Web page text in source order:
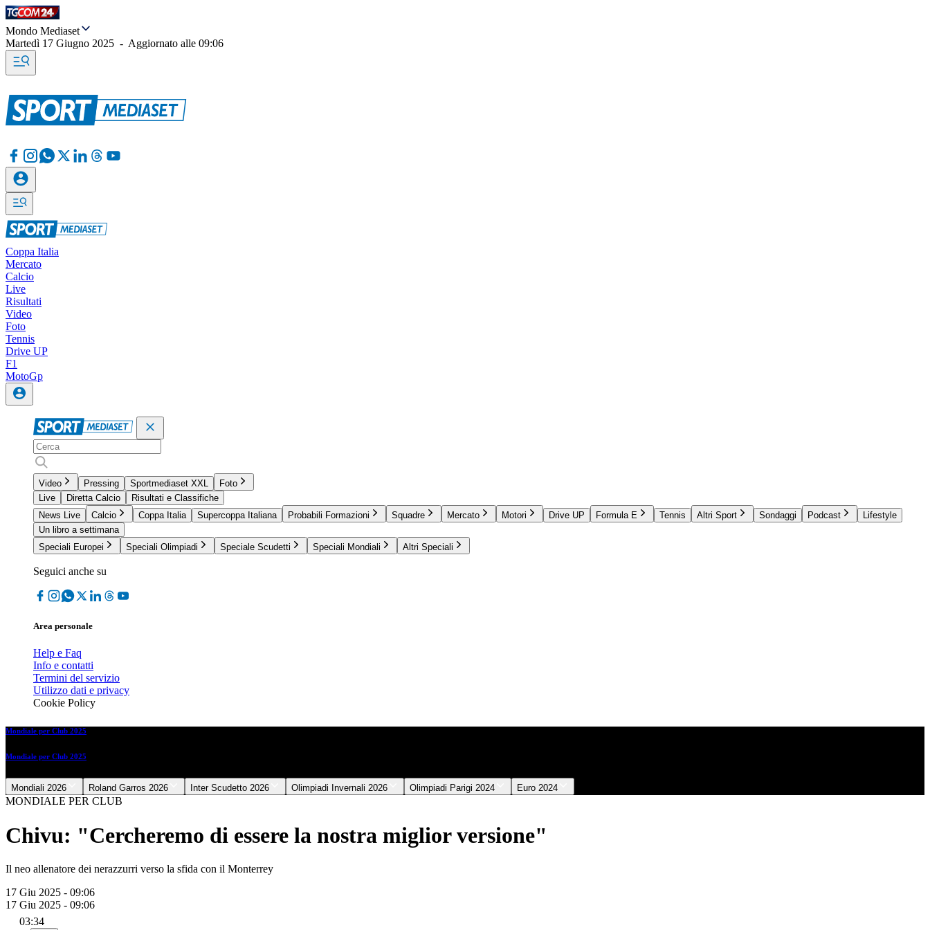
Mondo Mediaset
Martedì 17 Giugno 2025 - Aggiornato alle 09:06
Coppa Italia
Mercato
Calcio
Live
Risultati
Video
Foto
Tennis
Drive UP
F1
MotoGp
Video Pressing Sportmediaset XXL
Foto
Live
Diretta Calcio
Risultati e Classifiche
News Live
Calcio Coppa Italia Supercoppa Italiana Probabili Formazioni Squadre Mercato Motori Drive UP Formula E Tennis Altri Sport Sondaggi Podcast
Lifestyle
Un libro a settimana
Speciali Europei
Speciali Olimpiadi Speciale Scudetti Speciali Mondiali Altri Speciali
Seguici anche su
Area personale
Help e Faq
Info e contatti
Termini del servizio
Utilizzo dati e privacy
Cookie Policy
Mondiale per Club 2025
Mondiale per Club 2025
Mondiali 2026 Roland Garros 2026 Inter Scudetto 2026 Olimpiadi Invernali 2026 Olimpiadi Parigi 2024 Euro 2024
MONDIALE PER CLUB
Chivu: "Cercheremo di essere la nostra miglior versione"
Il neo allenatore dei nerazzurri verso la sfida con il Monterrey
17 Giu 2025 - 09:06
17 Giu 2025 - 09:06
03:34